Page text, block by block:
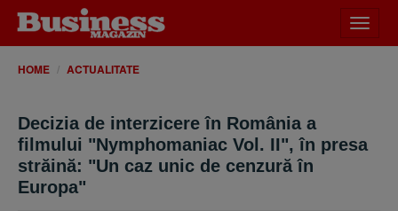
meniu
HOME ACTUALITATE
Decizia de interzicere în România a
filmului "Nymphomaniac Vol. II", în presa
străină: "Un caz unic de cenzură în
Europa"